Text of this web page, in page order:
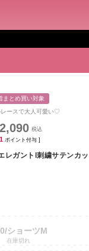
まとめ買い対象
ースで大人可愛い♡
2,090
ポイント付与 ]
レガントl刺繍サテンカ
ショーツM
在庫切れ